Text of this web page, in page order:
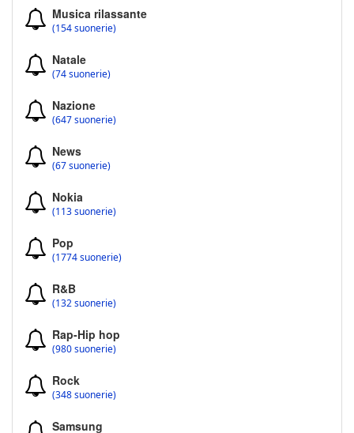
Musica rilassante
(154 suonerie)
Natale
(74 suonerie)
Nazione
(647 suonerie)
News
(67 suonerie)
Nokia
(113 suonerie)
Pop
(1774 suonerie)
R&B
(132 suonerie)
Rap-Hip hop
(980 suonerie)
Rock
(348 suonerie)
Samsung